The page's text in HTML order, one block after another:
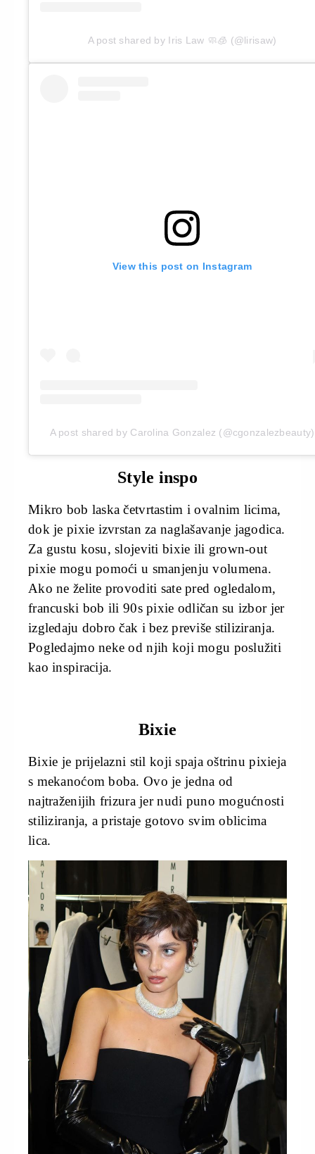
A post shared by Iris Law 🧼🧊 (@lirisaw)
View this post on Instagram
A post shared by Carolina Gonzalez (@cgonzalezbeauty)
Style inspo
Mikro bob laska četvrtastim i ovalnim licima,
dok je pixie izvrstan za naglašavanje jagodica.
Za gustu kosu, slojeviti bixie ili grown-out
pixie mogu pomoći u smanjenju volumena.
Ako ne želite provoditi sate pred ogledalom,
francuski bob ili 90s pixie odličan su izbor jer
izgledaju dobro čak i bez previše stiliziranja.
Pogledajmo neke od njih koji mogu poslužiti
kao inspiracija.
Bixie
Bixie je prijelazni stil koji spaja oštrinu pixieja
s mekanoćom boba. Ovo je jedna od
najtraženijih frizura jer nudi puno mogućnosti
stiliziranja, a pristaje gotovo svim oblicima
lica.